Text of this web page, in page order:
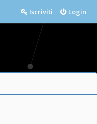
Login
Iscriviti